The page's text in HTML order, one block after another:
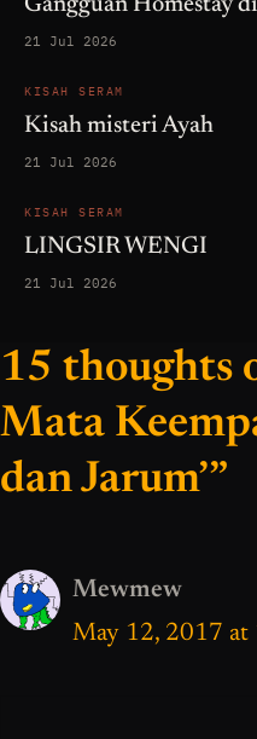
Gangguan Homestay
21 Jul 2026
KISAH SERAM
Kisah misteri Ayah
21 Jul 2026
KISAH SERAM
LINGSIR WENGI
21 Jul 2026
15 thoughts
Mata
dan Jarum’”
Mewmew
May 12, 2017 at